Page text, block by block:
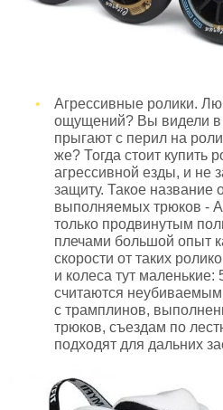
Агрессивные ролики.
ощущений? Вы видели в
прыгают с перил на
же? Тогда стоит купить
агрессивной езды, и не
защиту. Такое название
выполняемых трюков -
только продвинутым
плечами большой опыт
скорости от таких
и колеса тут
считаются
с трамплинов,
трюков, съездам по
подходят для дальних